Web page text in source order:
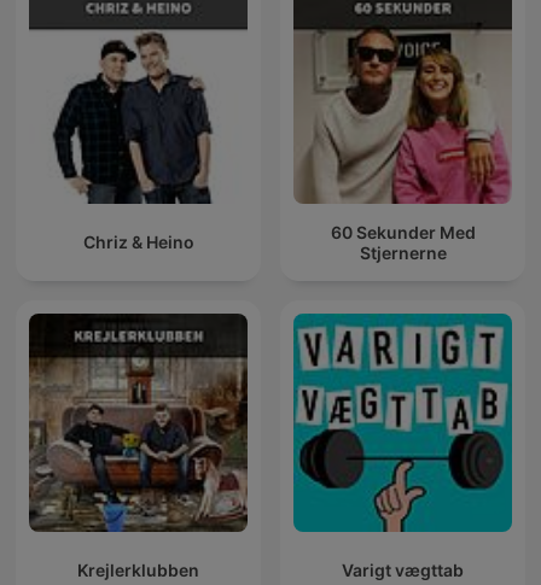
Chriz & Heino
60 Sekunder Med
Stjernerne
Krejlerklubben Varigt vægttab